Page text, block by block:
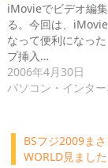
iMovieでビデオ編
る。今回は、
なって便利になっ
プ挿入…
2006年4月30日
パソコン・インター
BSフジ2009ま
WORLD見ました